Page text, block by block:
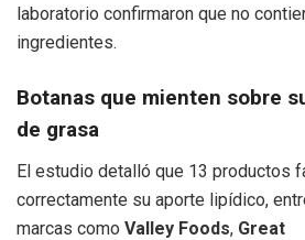
laboratorio confirmaron que no
ingredientes.
Botanas que mienten sobre
de grasa
El estudio detalló que 13 productos
correctamente su aporte lipídico,
marcas como Valley Foods, Great